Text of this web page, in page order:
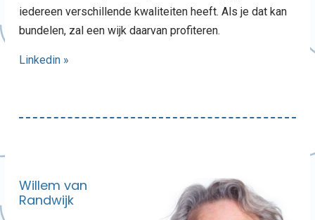
iedereen verschillende kwaliteiten heeft. Als je dat kan
bundelen, zal een wijk daarvan profiteren.
Linkedin »
Willem van
Randwijk